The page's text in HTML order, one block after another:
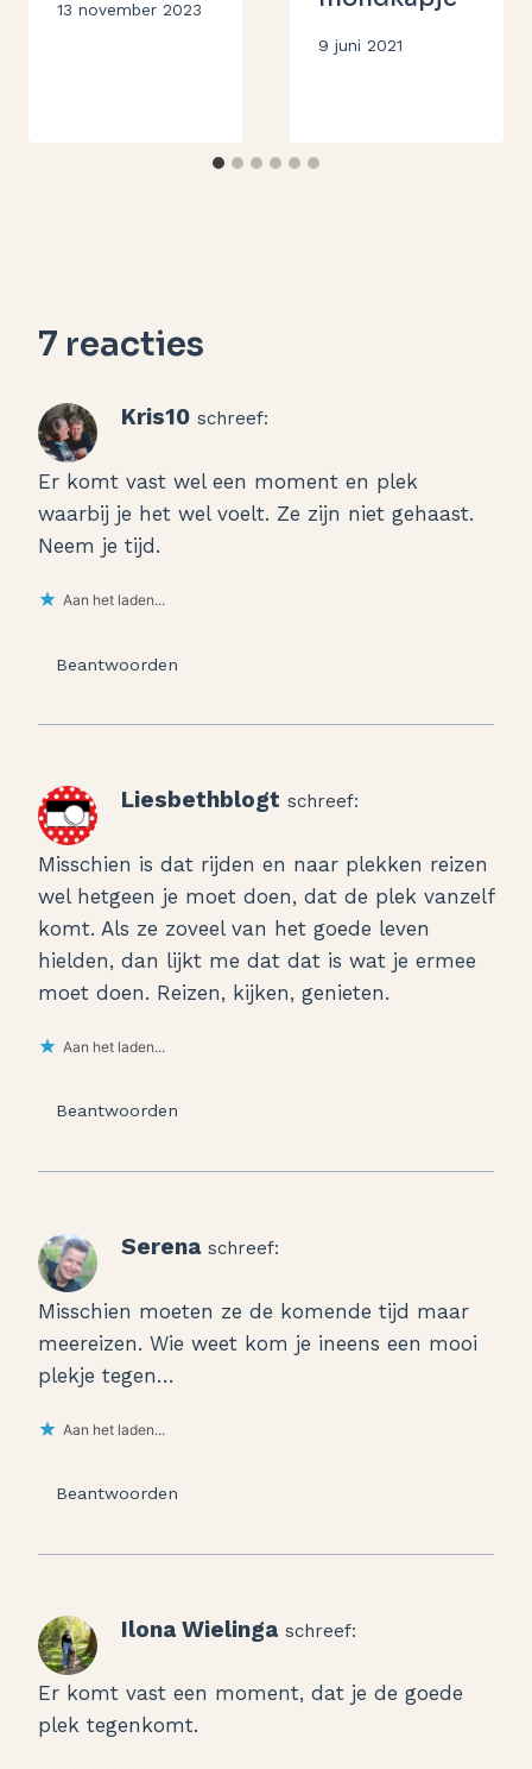
Door
13 november 2023
Door
9 juni 2021
7 reacties
Kris10 schreef:
Er komt vast wel een moment en plek
waarbij je het wel voelt. Ze zijn niet gehaast.
Neem je tijd.
Aan het laden...
Beantwoorden
Liesbethblogt schreef:
Misschien is dat rijden en naar plekken reizen
wel hetgeen je moet doen, dat de plek vanzelf
komt. Als ze zoveel van het goede leven
hielden, dan lijkt me dat dat is wat je ermee
moet doen. Reizen, kijken, genieten.
Aan het laden...
Beantwoorden
Serena schreef:
Misschien moeten ze de komende tijd maar
meereizen. Wie weet kom je ineens een mooi
plekje tegen…
Aan het laden...
Beantwoorden
Ilona Wielinga schreef:
Er komt vast een moment, dat je de goede
plek tegenkomt.